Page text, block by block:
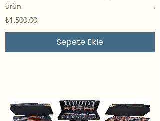
ürün
Fiyat
₺1.500,00
Sepete Ekle